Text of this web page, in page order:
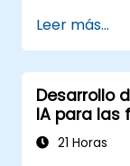
Leer más...
Desarrollo
IA para las
21 Horas